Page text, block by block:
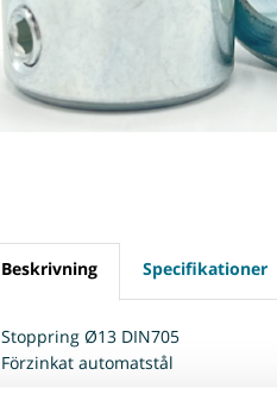
Beskrivning Specifikationer
Stoppring Ø13 DIN705
Förzinkat automatstål